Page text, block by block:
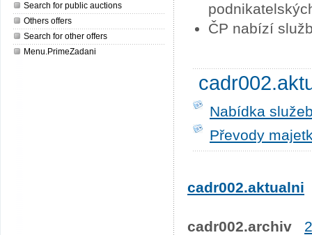
Search for public auctions
Others offers
Search for other offers
Menu.PrimeZadani
ČP nabízí
Nabídka
Převody
cadr002.aktualni
cadr002.archiv